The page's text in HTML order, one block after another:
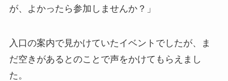
が、よかったら参加しませんか？」
入口の案内で見かけていたイベントでしたが、ま
だ空きがあるとのことで声をかけてもらえまし
た。